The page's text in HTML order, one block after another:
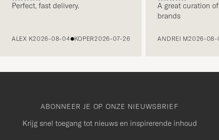
Perfect, fast delivery.
ALEX K2026-08-04 KOPER2026-07-26
A great curation
brands
ANDREI M2026-08-
ABONNEER JE OP ONZE NIEUWSBRIEF
Krijg snel toegang tot nieuws en inspirerende inhoud